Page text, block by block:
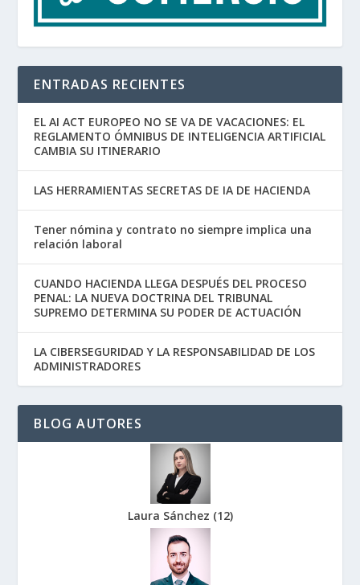
ENTRADAS RECIENTES
EL AI ACT EUROPEO NO SE VA DE VACACIONES: EL
REGLAMENTO ÓMNIBUS DE INTELIGENCIA ARTIFICIAL
CAMBIA SU ITINERARIO
LAS HERRAMIENTAS SECRETAS DE IA DE HACIENDA
Tener nómina y contrato no siempre implica una
relación laboral
CUANDO HACIENDA LLEGA DESPUÉS DEL PROCESO
PENAL: LA NUEVA DOCTRINA DEL TRIBUNAL
SUPREMO DETERMINA SU PODER DE ACTUACIÓN
LA CIBERSEGURIDAD Y LA RESPONSABILIDAD DE LOS
ADMINISTRADORES
BLOG AUTORES
Laura Sánchez (12)